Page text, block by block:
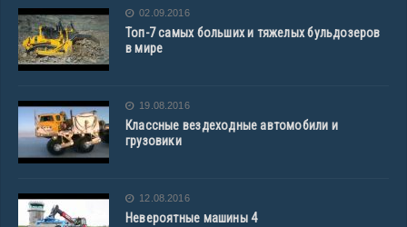
02.09.2016
Топ-7 самых больших и тяжелых бульдозеров
в мире
19.08.2016
Классные вездеходные автомобили и
грузовики
12.08.2016
Невероятные машины 4